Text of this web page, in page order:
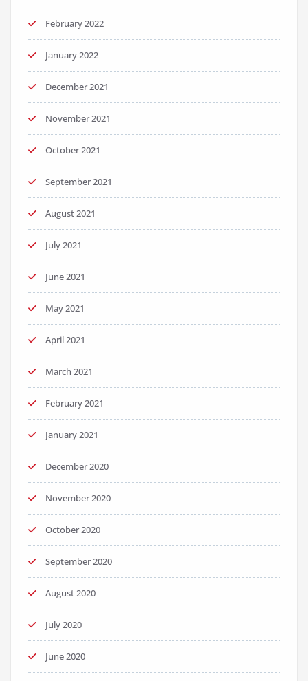
February 2022
January 2022
December 2021
November 2021
October 2021
September 2021
August 2021
July 2021
June 2021
May 2021
April 2021
March 2021
February 2021
January 2021
December 2020
November 2020
October 2020
September 2020
August 2020
July 2020
June 2020